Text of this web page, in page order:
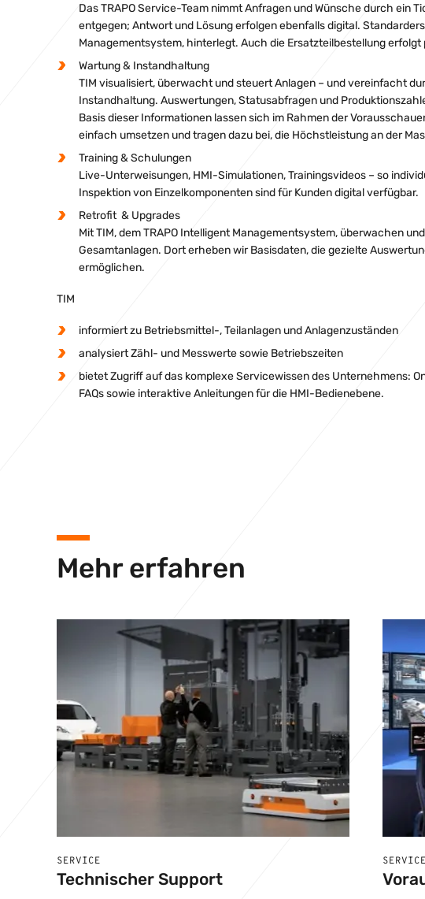
Das TRAPO Service-Team nimmt Anfragen und Wünsche durch ein
entgegen; Antwort und Lösung erfolgen ebenfalls digital.
Managementsystem, hinterlegt. Auch die Ersatzteilbestellung erfolgt
Wartung & Instandhaltung
TIM visualisiert, überwacht und steuert Anlagen – und vereinfacht
Instandhaltung. Auswertungen, Statusabfragen und
Basis dieser Informationen lassen sich im Rahmen der
einfach umsetzen und tragen dazu bei, die Höchstleistung an der
Training & Schulungen
Live-Unterweisungen, HMI-Simulationen, Trainingsvideos – so
Inspektion von Einzelkomponenten sind für Kunden digital verfügbar.
Retrofit & Upgrades
Mit TIM, dem TRAPO Intelligent Managementsystem, überwachen
Gesamtanlagen. Dort erheben wir Basisdaten, die gezielte
ermöglichen.
TIM
informiert zu Betriebsmittel-, Teilanlagen und Anlagenzuständen
analysiert Zähl- und Messwerte sowie Betriebszeiten
bietet Zugriff auf das komplexe Servicewissen des Unternehmens:
FAQs sowie interaktive Anleitungen für die HMI-Bedienebene.
Mehr erfahren
SERVICE
Technischer Support
SERVICE